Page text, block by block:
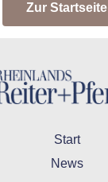
Zur Startseite
Start
News